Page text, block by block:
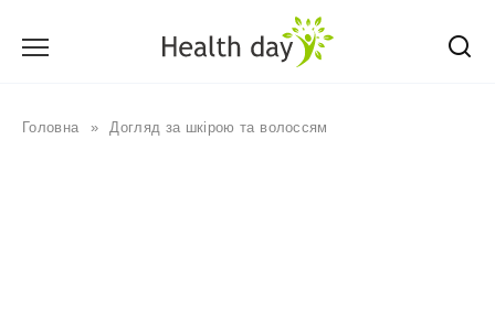
Головна » Догляд за шкірою та волоссям